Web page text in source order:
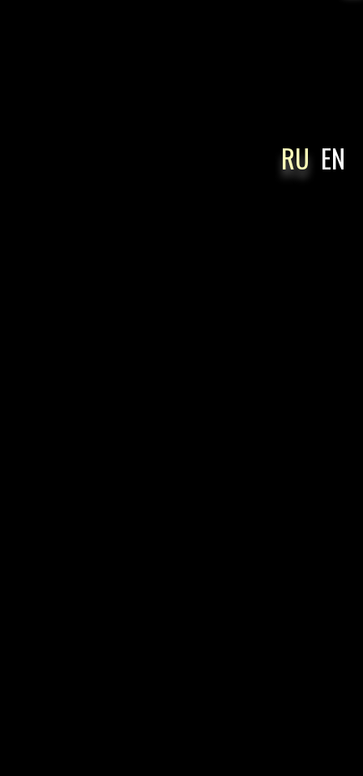
RU EN